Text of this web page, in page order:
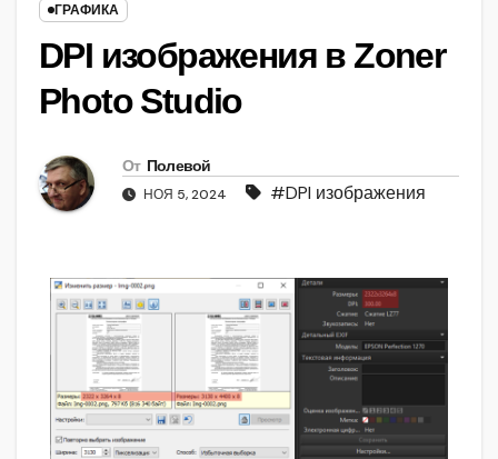
ГРАФИКА
DPI изображения в Zoner
Photo Studio
От Полевой
НОЯ 5, 2024
#DPI изображения